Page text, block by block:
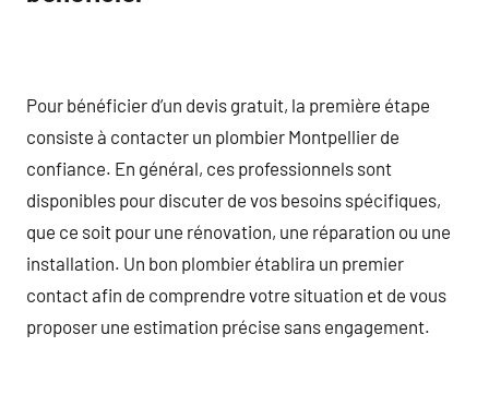
Pour bénéficier d’un devis gratuit, la première étape
consiste à contacter un plombier Montpellier de
confiance. En général, ces professionnels sont
disponibles pour discuter de vos besoins spécifiques,
que ce soit pour une rénovation, une réparation ou une
installation. Un bon plombier établira un premier
contact afin de comprendre votre situation et de vous
proposer une estimation précise sans engagement.